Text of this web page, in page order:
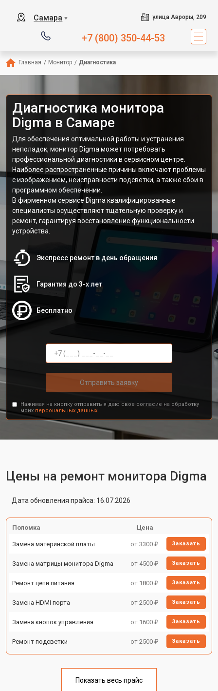
Самара ▼ улица Авроры, 209
+7 (800) 350-44-53
Главная / Монитор / Диагностика
Диагностика монитора
Digma в Самаре
Для обеспечения оптимальной работы и устранения
неполадок, монитор Digma может потребовать
профессиональной диагностики в сервисном центре.
Наиболее распространенные причины включают проблемы
с изображением, неисправности подсветки, а также сбои в
программном обеспечении.
В фирменном сервисе Digma квалифицированные
специалисты осуществляют тщательную проверку и
ремонт, гарантируя восстановление функциональности
устройства.
Экспресс ремонт в день обращения
Гарантия до 3-х лет
Бесплатно
Отправить заявку
Нажимая на кнопку отправить я даю свое согласие на обработку
моих персональных данных.
Цены на ремонт монитора Digma
Дата обновления прайса: 16.07.2026
Поломка Цена
Замена материнской платы от 3300 ₽ Заказать
Замена матрицы монитора Digma от 4500 ₽ Заказать
Ремонт цепи питания от 1800 ₽ Заказать
Замена HDMI порта от 2500 ₽ Заказать
Замена кнопок управления от 1600 ₽ Заказать
Ремонт подсветки от 2500 ₽ Заказать
Показать весь прайс